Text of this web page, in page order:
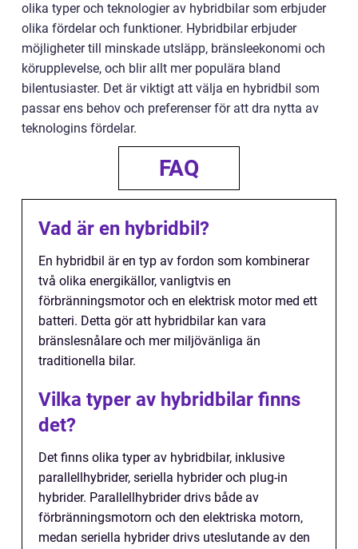
olika typer och teknologier av hybridbilar som erbjuder
olika fördelar och funktioner. Hybridbilar erbjuder
möjligheter till minskade utsläpp, bränsleekonomi och
körupplevelse, och blir allt mer populära bland
bilentusiaster. Det är viktigt att välja en hybridbil som
passar ens behov och preferenser för att dra nytta av
teknologins fördelar.
FAQ
Vad är en hybridbil?
En hybridbil är en typ av fordon som kombinerar
två olika energikällor, vanligtvis en
förbränningsmotor och en elektrisk motor med ett
batteri. Detta gör att hybridbilar kan vara
bränslesnålare och mer miljövänliga än
traditionella bilar.
Vilka typer av hybridbilar finns
det?
Det finns olika typer av hybridbilar, inklusive
parallellhybrider, seriella hybrider och plug-in
hybrider. Parallellhybrider drivs både av
förbränningsmotorn och den elektriska motorn,
medan seriella hybrider drivs uteslutande av den